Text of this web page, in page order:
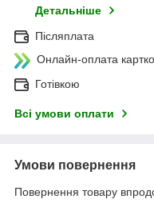
Детальніше
Післяплата
Онлайн-оплата
Готівкою
Всі умови оплати
Умови повернення
Повернення товару